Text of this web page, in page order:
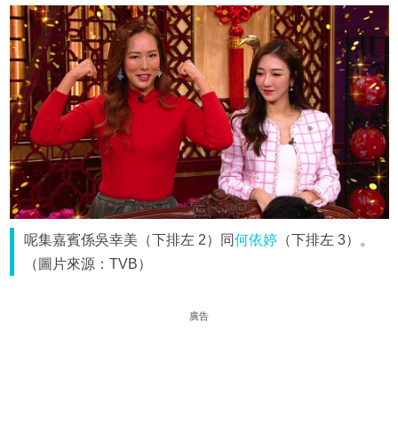
呢集嘉賓係吳幸美（下排左 2）同何依婷 （下排左 3）。
（圖片來源：TVB）
廣告